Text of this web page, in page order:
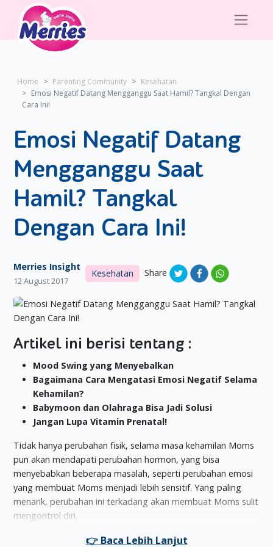
Home Parenting Community
Kesehatan
Emosi Negatif Datang Mengganggu Saat Hamil? Tangkal Dengan
Cara Ini!
Emosi Negatif Datang
Mengganggu Saat
Hamil? Tangkal
Dengan Cara Ini!
Merries Insight
12 August 2017
Kesehatan Share
Artikel ini berisi tentang :
Mood Swing yang Menyebalkan
Bagaimana Cara Mengatasi Emosi Negatif Selama
Kehamilan?
Babymoon dan Olahraga Bisa Jadi Solusi
Jangan Lupa Vitamin Prenatal!
Tidak hanya perubahan fisik, selama masa kehamilan Moms
pun akan mendapati perubahan hormon, yang bisa
menyebabkan beberapa masalah, seperti perubahan emosi
yang membuat Moms menjadi lebih sensitif. Yang paling
menarik, perubahan ini terkadang akan membuat Moms sulit
mengontrol diri.
Mood Swing yang Menyebalkan